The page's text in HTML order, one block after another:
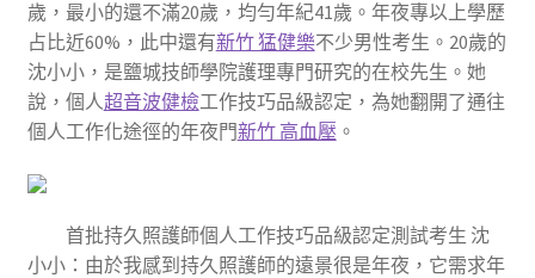
歲，最小的還不滿20歲，均勻年紀41歲。年夜專以上學歷
占比近60%，此中還有新竹 猛健樂不少男性考生。20歲的
沈小小，是鹽城技師學院護理專門研究的在校先生。她
說，個人超音波健檢工作技巧品級認定，為她翻開了通往
個人工作化途徑的年夜門新竹 高血壓 。
首批持久照護師個人工作技巧品級認定測試考生 沈
小小：由於我感到持久照護師的遠景很是年夜，它需求年